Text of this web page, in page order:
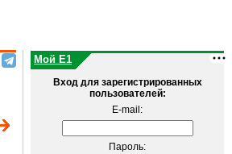
Мой E1
Вход для зарегистрированных
пользователей:
E-mail:
Пароль: